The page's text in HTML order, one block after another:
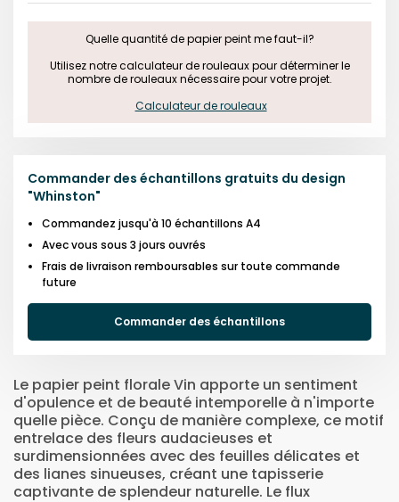
Quelle quantité de papier peint me faut-il?
Utilisez notre calculateur de rouleaux pour déterminer le
nombre de rouleaux nécessaire pour votre projet.
Calculateur de rouleaux
Commander des échantillons gratuits du design
"Whinston"
Commandez jusqu'à 10 échantillons A4
Avec vous sous 3 jours ouvrés
Frais de livraison remboursables sur toute commande
future
Commander des échantillons
Le papier peint florale Vin apporte un sentiment
d'opulence et de beauté intemporelle à n'importe
quelle pièce. Conçu de manière complexe, ce motif
entrelace des fleurs audacieuses et
surdimensionnées avec des feuilles délicates et
des lianes sinueuses, créant une tapisserie
captivante de splendeur naturelle. Le flux